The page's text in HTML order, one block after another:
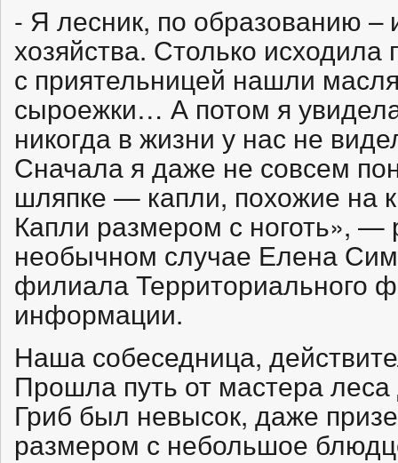
- Я лесник, по образованию –
хозяйства. Столько
с приятельницей нашли
сыроежки… А потом я
никогда в жизни у нас не
Сначала я даже не совсем
шляпке — капли, похожие на
Капли размером с ноготь», —
необычном случае Елена
филиала Территориального
информации.
Наша собеседница,
Прошла путь от мастера
Гриб был невысок, даже
размером с небольшое